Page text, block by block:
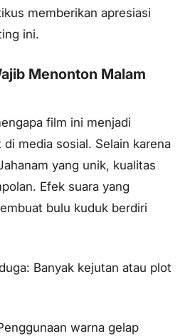
memberikan apresiasi
ini.
Menonton Malam
film ini menjadi
media sosial. Selain karena
yang unik, kualitas
Efek suara yang
bulu kuduk berdiri
Banyak kejutan atau plot
warna gelap